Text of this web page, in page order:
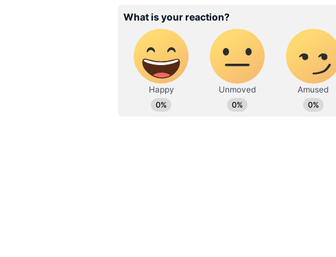
Related Articles
Antioxidant Foods: শরীর চাঙ্গা
রাখতে রোজ খান এই খাবারগুলি,
দূরে রোগ